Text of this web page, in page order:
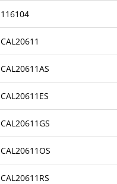
116104
CAL20611
CAL20611AS
CAL20611ES
CAL20611GS
CAL20611OS
CAL20611RS